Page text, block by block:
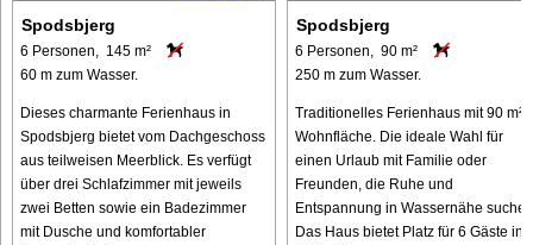
Spodsbjerg
6 Personen, 145 m²
60 m zum Wasser.
Dieses charmante Ferienhaus in
Spodsbjerg bietet vom Dachgeschoss
aus teilweisen Meerblick. Es verfügt
über drei Schlafzimmer mit jeweils
zwei Betten sowie ein Badezimmer
mit Dusche und komfortabler
Spodsbjerg
6 Personen, 90 m²
250 m zum Wasser.
Traditionelles Ferienhaus mit 90 m²
Wohnfläche. Die ideale Wahl für
einen Urlaub mit Familie oder
Freunden, die Ruhe und
Entspannung in Wassernähe
Das Haus bietet Platz für 6 Gäste in